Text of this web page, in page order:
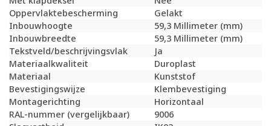
Oppervlaktebescherming
Gelakt
Inbouwhoogte
59,3 Millimeter (mm)
Inbouwbreedte
59,3 Millimeter (mm)
Tekstveld/beschrijvingsvlak
Ja
Materiaalkwaliteit
Duroplast
Materiaal
Kunststof
Bevestigingswijze
Klembevestiging
Montagerichting
Horizontaal
RAL-nummer (vergelijkbaar)
9006